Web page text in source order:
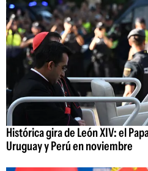
Histórica gira de León XIV: el
Uruguay y Perú en noviembre